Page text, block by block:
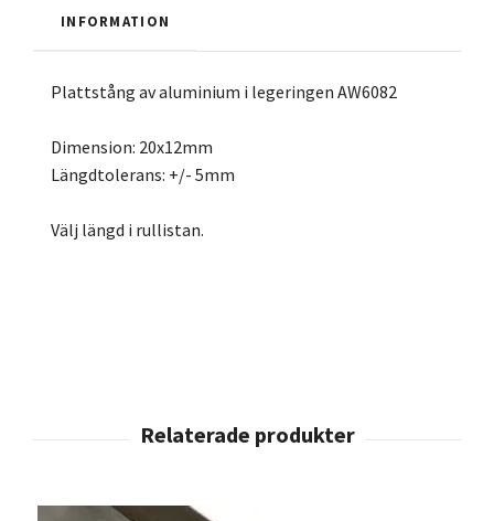
INFORMATION
Plattstång av aluminium i legeringen AW6082
Dimension: 20x12mm
Längdtolerans: +/- 5mm
Välj längd i rullistan.